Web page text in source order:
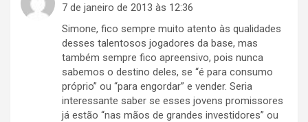
7 de janeiro de 2013 às 12:36
Simone, fico sempre muito atento às qualidades
desses talentosos jogadores da base, mas
também sempre fico apreensivo, pois nunca
sabemos o destino deles, se “é para consumo
próprio” ou “para engordar” e vender. Seria
interessante saber se esses jovens promissores
já estão “nas mãos de grandes investidores” ou